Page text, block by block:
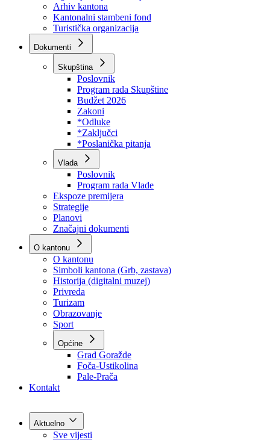
BPK šume
RTV BPK
Agencija za privatizaciju
Arhiv kantona
Kantonalni stambeni fond
Turistička organizacija
Dokumenti
Skupština
Poslovnik
Program rada Skupštine
Budžet 2026
Zakoni
*Odluke
*Zaključci
*Poslanička pitanja
Vlada
Poslovnik
Program rada Vlade
Ekspoze premijera
Strategije
Planovi
Značajni dokumenti
O kantonu
O kantonu
Simboli kantona (Grb, zastava)
Historija (digitalni muzej)
Privreda
Turizam
Obrazovanje
Sport
Općine
Kontakt